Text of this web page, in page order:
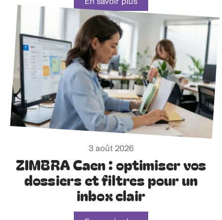
3 août 2026
ZIMBRA Caen : optimiser vos
dossiers et filtres pour un
inbox clair